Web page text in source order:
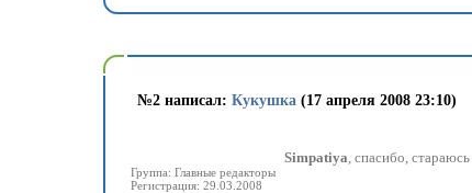
№2 написал: Кукушка (17 апреля 2008 23:10)
Группа: Главные редакторы
Регистрация: 29.03.2008
Simpatiya, спасибо, стараюсь